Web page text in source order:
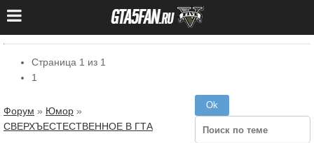
Страница 1 из 1
1
Форум » Юмор »
СВЕРХЪЕСТЕСТВЕННОЕ В ГТА